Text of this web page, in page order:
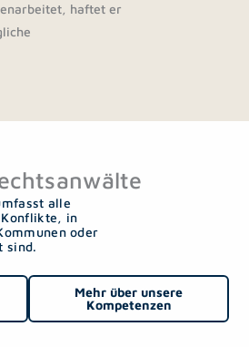
haftet er
alle
Konflikte, in
oder
sind.
Mehr über unsere
Kompetenzen